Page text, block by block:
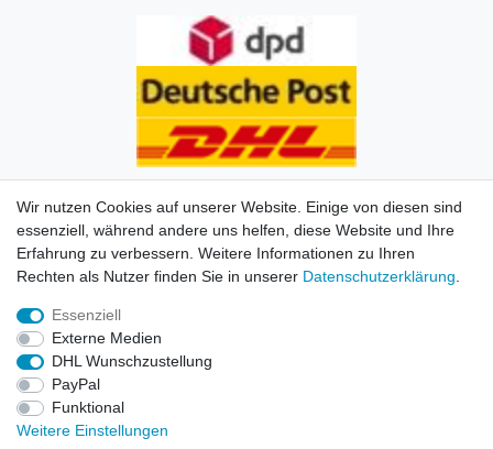
Impressum Daten­schutz­erklärung AGB Kontakt
© Copyright 2026 | Alle Rechte vorbehalten. HL-
Handelsgesellschaft mbH.
Alle Markennamen, Warenzeichen sowie sämtliche
Produktbilder und Beschreibungen sind Eigentum Ihrer
rechtmäßigen Eigentümer und dienen hier nur der
Wir nutzen Cookies auf unserer Website. Einige von diesen sind
essenziell, während andere uns helfen, diese Website und Ihre
Erfahrung zu verbessern. Weitere Informationen zu Ihren
Rechten als Nutzer finden Sie in unserer Daten­schutz­erklärung
Essenziell
Externe Medien
DHL Wunschzustellung
PayPal
Funktional
Weitere Einstellungen